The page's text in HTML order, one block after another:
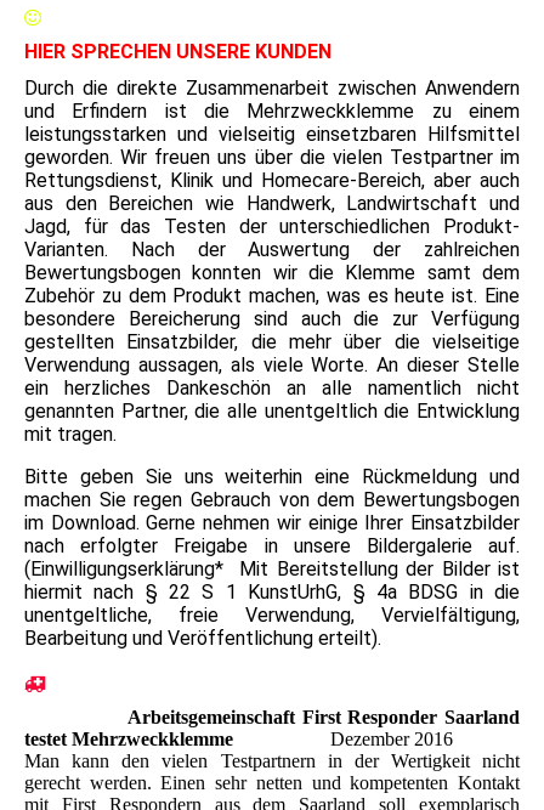
HIER SPRECHEN UNSERE KUNDEN
Durch die direkte Zusammenarbeit zwischen Anwendern
und Erfindern ist die Mehrzweckklemme zu einem
leistungsstarken und vielseitig einsetzbaren Hilfsmittel
geworden. Wir freuen uns über die vielen Testpartner im
Rettungsdienst, Klinik und Homecare-Bereich, aber auch
aus den Bereichen wie Handwerk, Landwirtschaft und
Jagd, für das Testen der unterschiedlichen Produkt-
Varianten. Nach der Auswertung der zahlreichen
Bewertungsbogen konnten wir die Klemme samt dem
Zubehör zu dem Produkt machen, was es heute ist. Eine
besondere Bereicherung sind auch die zur Verfügung
gestellten Einsatzbilder, die mehr über die vielseitige
Verwendung aussagen, als viele Worte. An dieser Stelle
ein herzliches Dankeschön an alle namentlich nicht
genannten Partner, die alle unentgeltlich die Entwicklung
mit tragen.
Bitte geben Sie uns weiterhin eine Rückmeldung und
machen Sie regen Gebrauch von dem Bewertungsbogen
im Download. Gerne nehmen wir einige Ihrer Einsatzbilder
nach erfolgter Freigabe in unsere Bildergalerie auf.
(Einwilligungserklärung* Mit Bereitstellung der Bilder ist
hiermit nach § 22 S 1 KunstUrhG, § 4a BDSG in die
unentgeltliche, freie Verwendung, Vervielfältigung,
Bearbeitung und Veröffentlichung erteilt).
Arbeitsgemeinschaft First Responder Saarland
testet Mehrzweckklemme Dezember 2016
Man kann den vielen Testpartnern in der Wertigkeit nicht
gerecht werden. Einen sehr netten und kompetenten Kontakt
mit First Respondern aus dem Saarland soll exemplarisch